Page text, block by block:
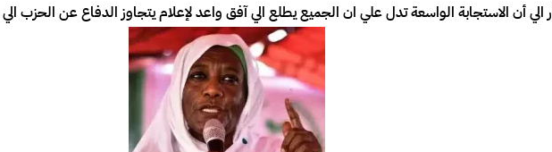
الي أن الاستجابة الواسعة تدل علي ان الجميع يطلع الي آفق واعد لإعلام يتجاوز الدفاع عن الحزب